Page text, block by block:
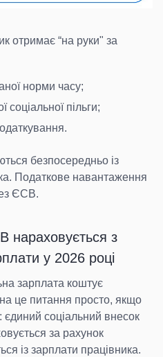
отримає “на руки" за
норми часу;
соціальної пільги;
безпосередньо із
Податкове навантаження
ЄСВ.
нараховується з
у 2026 році
зарплата коштує
це питання просто, якщо
соціальний внесок
за рахунок
із зарплати працівника.